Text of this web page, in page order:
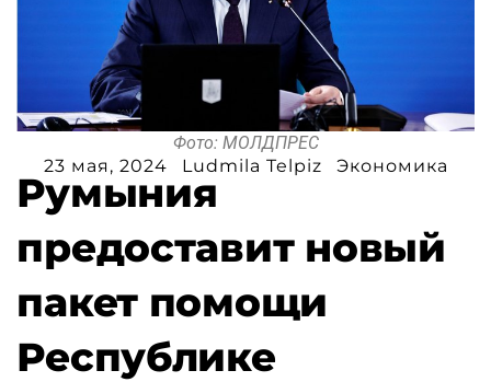
Фото: МОЛДПРЕС
23 мая, 2024
Ludmila Telpiz Экономика
Румыния
предоставит новый
пакет помощи
Республике